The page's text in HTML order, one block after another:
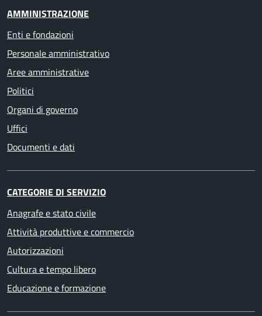
AMMINISTRAZIONE
Enti e fondazioni
Personale amministrativo
Aree amministrative
Politici
Organi di governo
Uffici
Documenti e dati
CATEGORIE DI SERVIZIO
Anagrafe e stato civile
Attività produttive e commercio
Autorizzazioni
Cultura e tempo libero
Educazione e formazione